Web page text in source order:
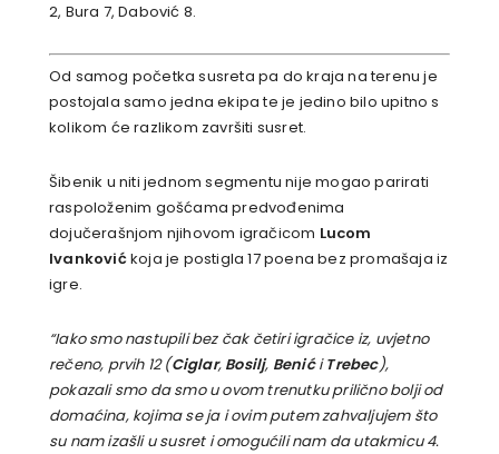
2, Bura 7, Dabović 8.
Od samog početka susreta pa do kraja na terenu je
postojala samo jedna ekipa te je jedino bilo upitno s
kolikom će razlikom završiti susret.
Šibenik u niti jednom segmentu nije mogao parirati
raspoloženim gošćama predvođenima
dojučerašnjom njihovom igračicom Lucom
Ivankovićkoja je postigla 17 poena bez promašaja iz
igre.
“Iako smo nastupili bez čak četiri igračice iz, uvjetno
rečeno, prvih 12 (Ciglar, Bosilj, BenićiTrebec),
pokazali smo da smo u ovom trenutku prilično bolji od
domaćina, kojima se ja i ovim putem zahvaljujem što
su nam izašli u susret i omogućili nam da utakmicu 4.